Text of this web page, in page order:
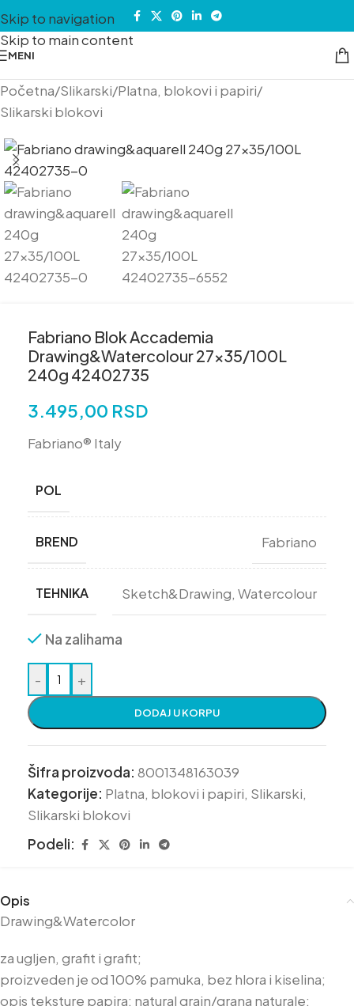
Skip to navigation
Skip to main content
MENI
Početna/Slikarski/Platna, blokovi i papiri/
Slikarski blokovi
Fabriano Blok Accademia
Drawing&Watercolour 27×35/100L
240g 42402735
3.495,00 RSD
Fabriano® Italy
POL
BREND Fabriano
TEHNIKA Sketch&Drawing, Watercolour
Na zalihama
- +
DODAJ U KORPU
Šifra proizvoda: 8001348163039
Kategorije: Platna, blokovi i papiri, Slikarski,
Slikarski blokovi
Podeli:
Opis
Drawing&Watercolor
za ugljen, grafit i grafit;
proizveden je od 100% pamuka, bez hlora i kiselina;
opis teksture papira: natural grain/grana naturale;